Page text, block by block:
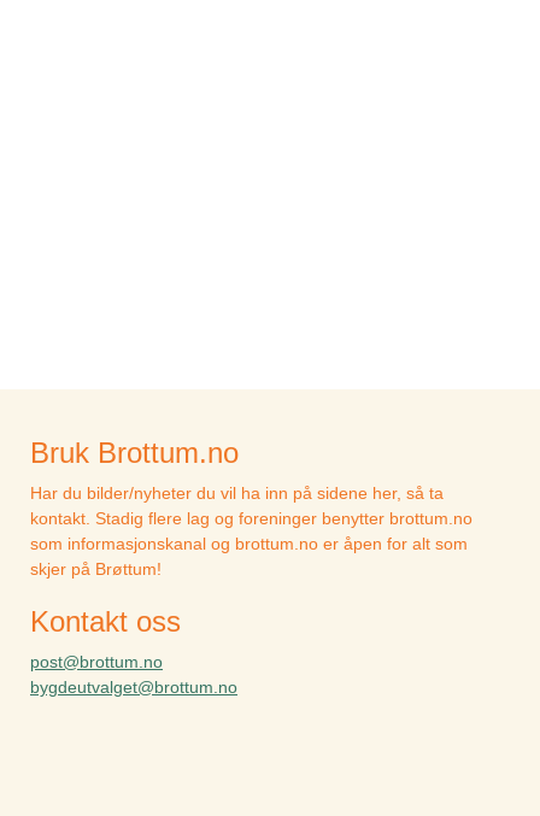
Bruk Brottum.no
Har du bilder/nyheter du vil ha inn på sidene her, så ta
kontakt. Stadig flere lag og foreninger benytter brottum.no
som informasjonskanal og brottum.no er åpen for alt som
skjer på Brøttum!
Kontakt oss
post@brottum.no
bygdeutvalget@brottum.no